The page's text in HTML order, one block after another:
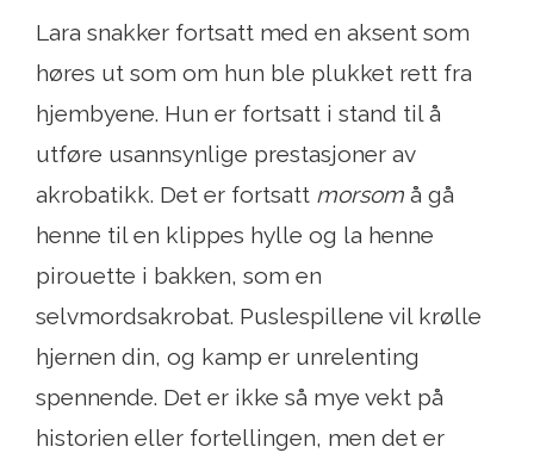
Lara snakker fortsatt med en aksent som
høres ut som om hun ble plukket rett fra
hjembyene. Hun er fortsatt i stand til å
utføre usannsynlige prestasjoner av
akrobatikk. Det er fortsatt morsom å gå
henne til en klippes hylle og la henne
pirouette i bakken, som en
selvmordsakrobat. Puslespillene vil krølle
hjernen din, og kamp er unrelenting
spennende. Det er ikke så mye vekt på
historien eller fortellingen, men det er